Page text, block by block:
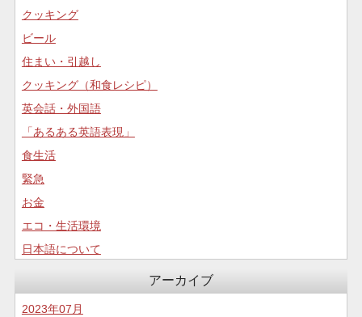
クッキング
ビール
住まい・引越し
クッキング（和食レシピ）
英会話・外国語
「あるある英語表現」
食生活
緊急
お金
エコ・生活環境
日本語について
食生活
アーカイブ
2023年07月